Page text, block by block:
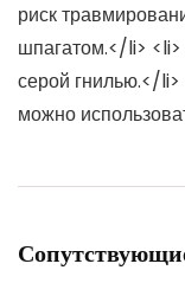
риск
шпагатом.</li>
серой гнилью.</li>
можно